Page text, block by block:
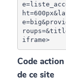
iframe>
Code
de ce site